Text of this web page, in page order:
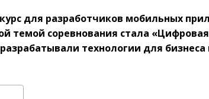
для разработчиков мобильных
темой соревнования стала «Цифровая
технологии для бизнеса